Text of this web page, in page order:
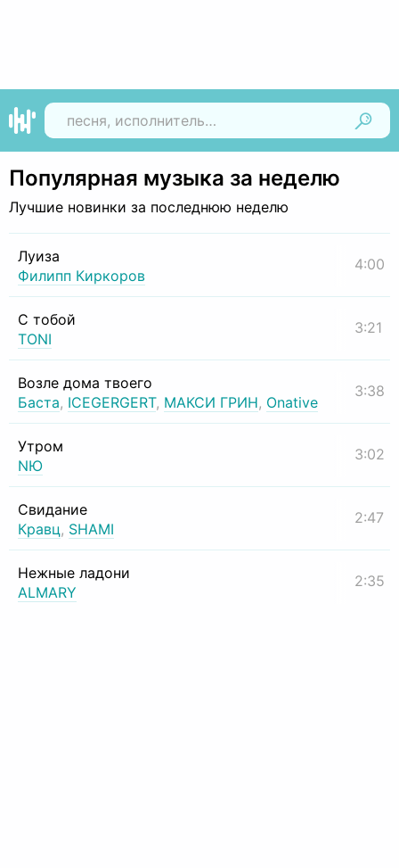
Популярная музыка за неделю
Лучшие новинки за последнюю неделю
Луиза
Филипп Киркоров
4:00
С тобой
TONI
3:21
Возле дома твоего
Баста, ICEGERGERT, МАКСИ ГРИН, Onative
3:38
Утром
NЮ
3:02
Свидание
Кравц, SHAMI
2:47
Нежные ладони
ALMARY
2:35